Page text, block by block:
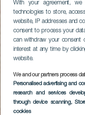
With your agreement,
technologies to store,
website, IP addresses and
consent to process your
can withdraw your consent
interest at any time by
website.
We and our partners process
Personalised advertising and
research and services
through device scanning,
cookies